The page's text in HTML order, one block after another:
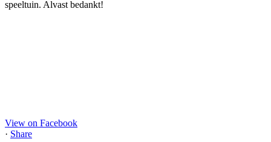
View on Facebook
· Share